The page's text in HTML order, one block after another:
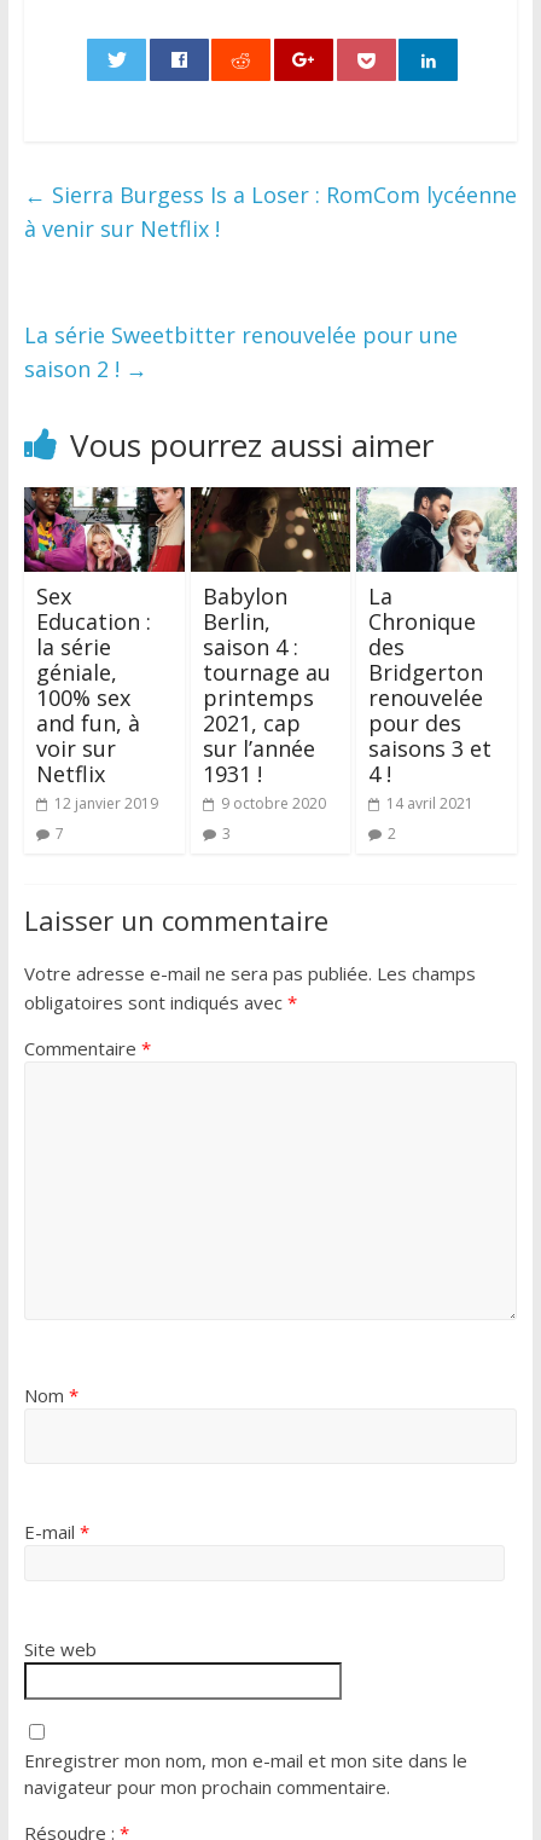
← Sierra Burgess Is a Loser : RomCom lycéenne
à venir sur Netflix !
La série Sweetbitter renouvelée pour une
saison 2 ! →
Vous pourrez aussi aimer
Sex
Education :
la série
géniale,
100% sex
and fun, à
voir sur
Netflix
12 janvier 2019
7
Babylon
Berlin,
saison 4 :
tournage au
printemps
2021, cap
sur l’année
1931 !
9 octobre 2020
3
La
Chronique
des
Bridgerton
renouvelée
pour des
saisons 3 et
4 !
14 avril 2021
2
Laisser un commentaire
Votre adresse e-mail ne sera pas publiée. Les champs
obligatoires sont indiqués avec *
Commentaire *
Nom *
E-mail *
Site web
Enregistrer mon nom, mon e-mail et mon site dans le
navigateur pour mon prochain commentaire.
Résoudre : *